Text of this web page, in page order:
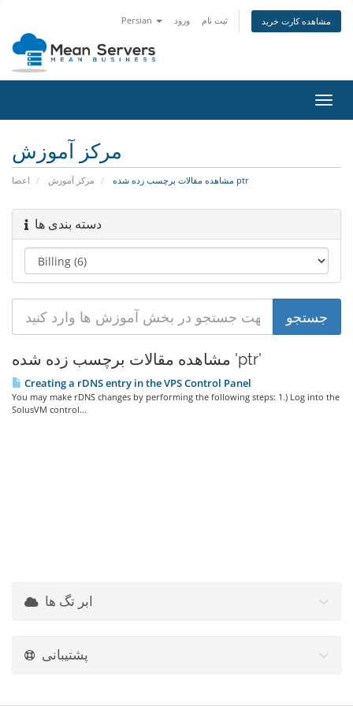
Persian ورود ثبت نام مشاهده کارت خرید
تغییر
مرکز آموزش
اعضا مرکز آموزش مشاهده مقالات برچسب زده شده ptr
دسته بندی ها
مشاهده مقالات برچسب زده شده 'ptr'
Creating a rDNS entry in the VPS Control Panel
You may make rDNS changes by performing the following steps: 1.) Log into the
SolusVM control...
ابر تگ ها
پشتیبانی